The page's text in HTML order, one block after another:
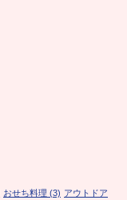
おせち料理 (3) アウトドア